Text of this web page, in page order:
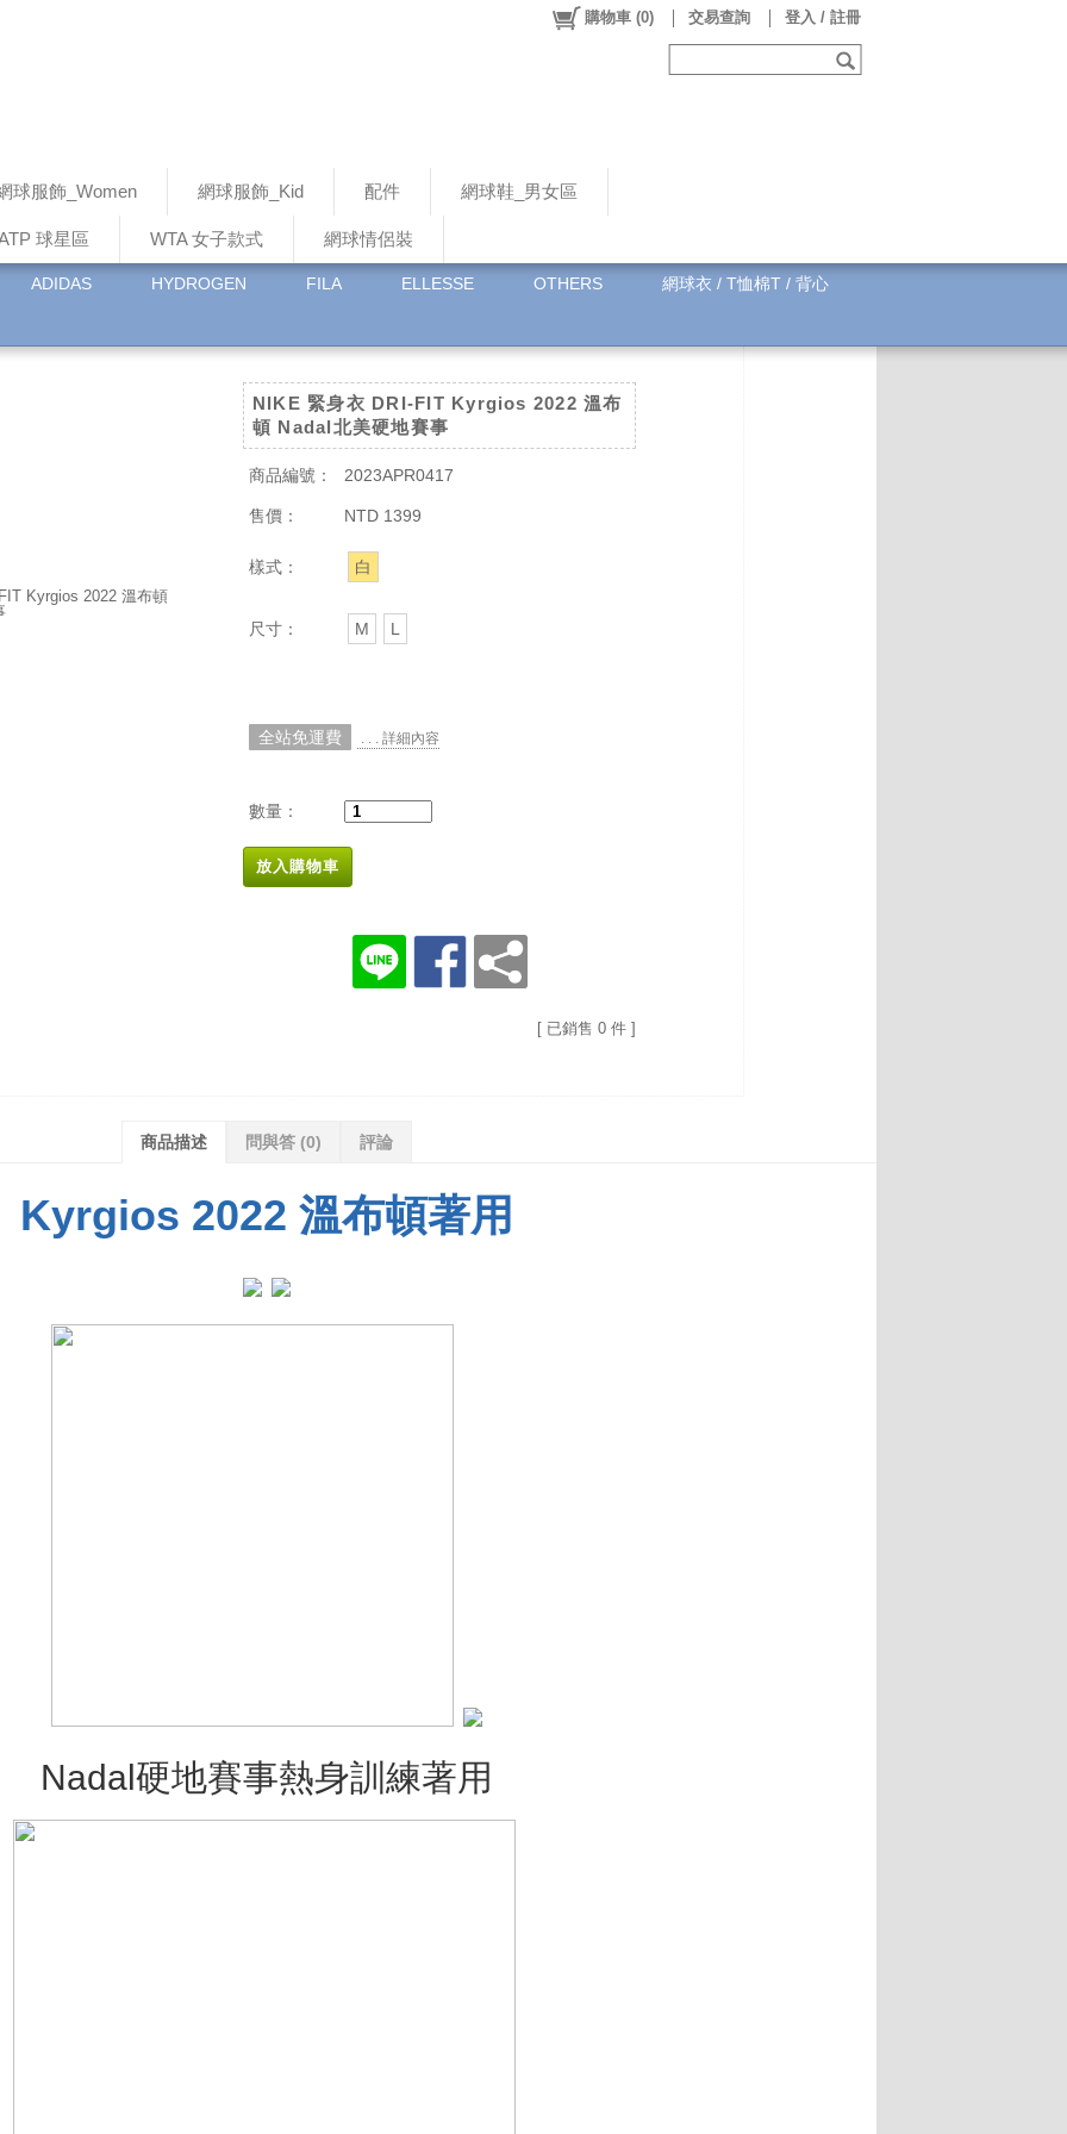
球服飾_Women 網球服飾_Kid 配件 網球鞋_男女區
球星區 WTA 女子款式 網球情侶裝
購物車 (0) 交易查詢 登入 / 註冊
ADIDAS HYDROGEN FILA ELLESSE OTHERS 網球衣 / T恤棉T / 背心
NIKE 緊身衣 DRI-FIT Kyrgios 2022 溫布
頓 Nadal北美硬地賽事
商品編號： 2023APR0417
售價： NTD 1399
樣式： 白
尺寸： M L
全站免運費 . . . 詳細內容
數量：
放入購物車
[ 已銷售 0 件 ]
商品描述 問與答 (0) 評論